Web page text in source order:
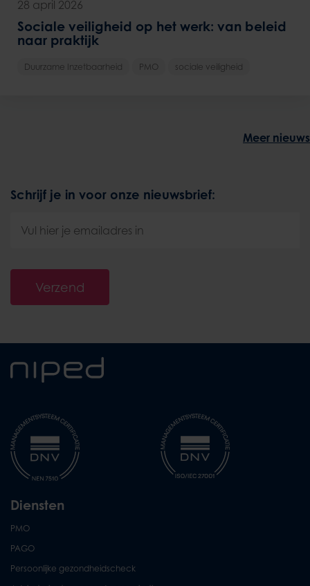
28 april 2026
Sociale veiligheid op het werk: van beleid
naar praktijk
Duurzame Inzetbaarheid PMO sociale veiligheid
Meer nieuws
Schrijf je in voor onze nieuwsbrief:
Verzend
Diensten
PMO
PAGO
Persoonlijke gezondheidscheck